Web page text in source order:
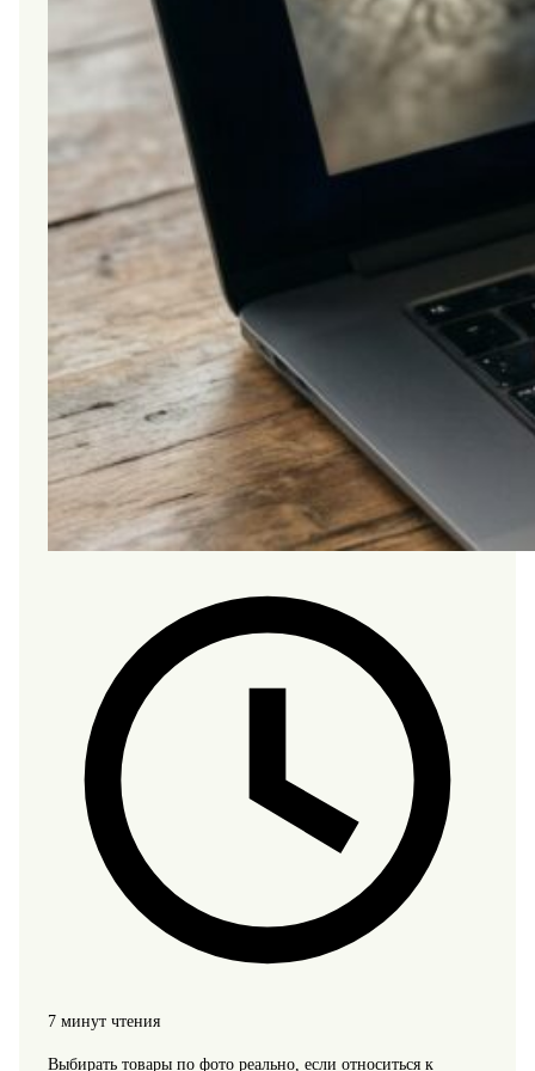
7 минут чтения
Выбирать товары по фото реально, если относиться к